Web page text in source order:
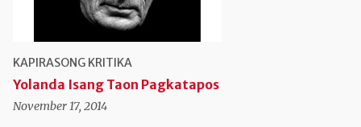
KAPIRASONG KRITIKA
Yolanda Isang Taon Pagkatapos
November 17, 2014